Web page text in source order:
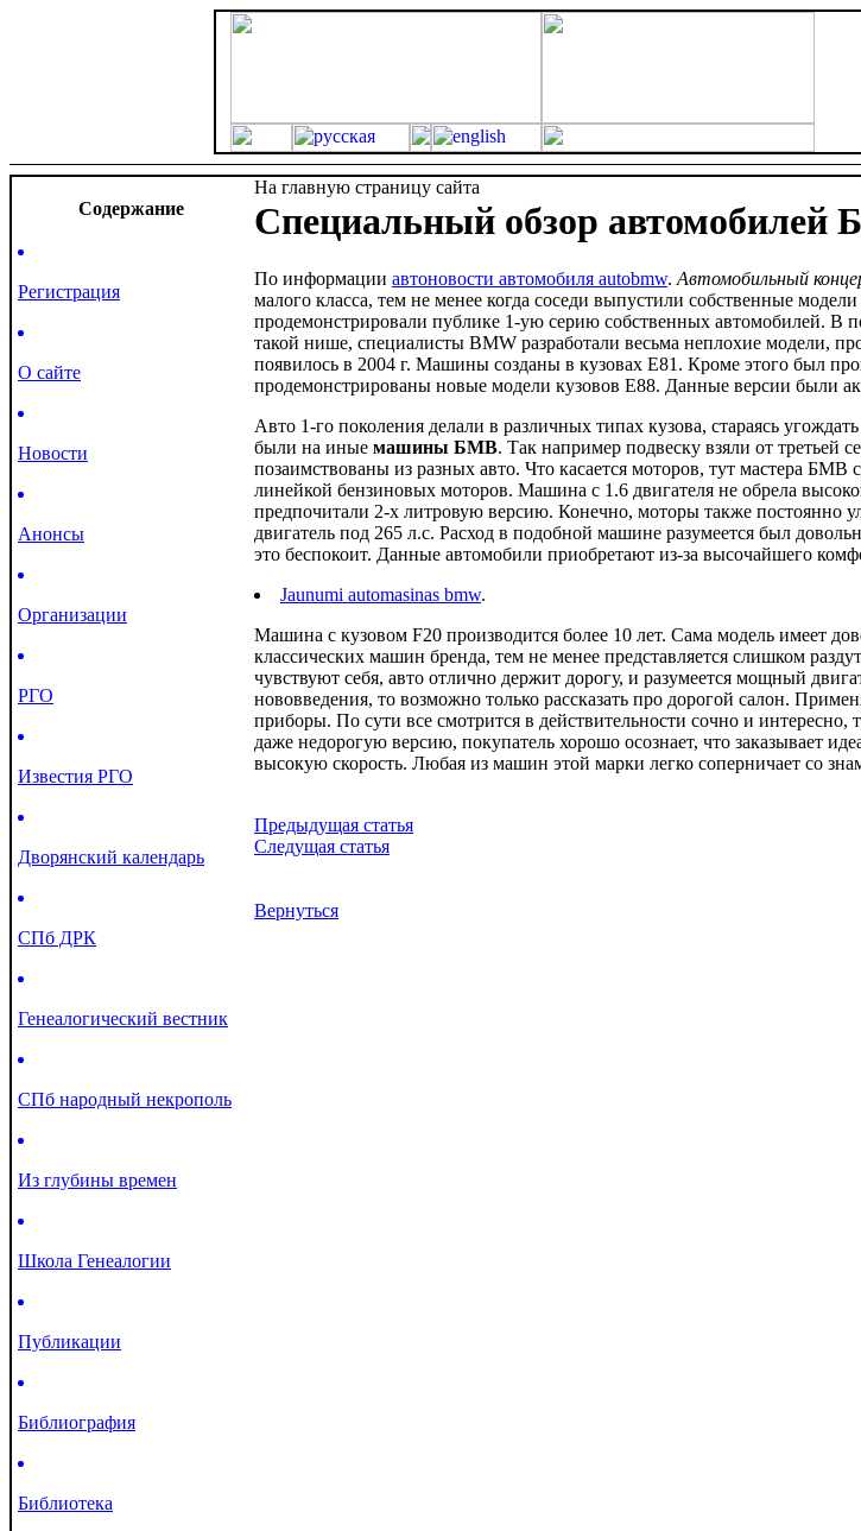
Cодержание
Регистрация
О сайте
Новости
Анонсы
Организации
РГО
Известия РГО
Дворянский календарь
СПб ДРК
Генеалогический вестник
СПб народный некрополь
Из глубины времен
Школа Генеалогии
Публикации
Библиография
Библиотека
На главную страницу сайта
Специальный обзор автомобилей
По информации автоновости автомобиля autobmw.Автомобильный
малого класса, тем не менее когда соседи выпустили собственные
продемонстрировали публике 1-ую серию собственных автомобилей. В
такой нише, специалисты BMW разработали весьма неплохие модели,
появилось в 2004 г. Машины созданы в кузовах E81. Кроме этого был
продемонстрированы новые модели кузовов E88. Данные версии были
Авто 1-го поколения делали в различных типах кузова, стараясь
были на иные машины БМВ. Так например подвеску взяли от третьей
позаимствованы из разных авто. Что касается моторов, тут мастера БМВ
линейкой бензиновых моторов. Машина с 1.6 двигателя не обрела
предпочитали 2-х литровую версию. Конечно, моторы также постоянно
двигатель под 265 л.с. Расход в подобной машине разумеется был
это беспокоит. Данные автомобили приобретают из-за высочайшего
Jaunumi automasinas bmw.
Машина с кузовом F20 производится более 10 лет. Сама модель имеет
классических машин бренда, тем не менее представляется слишком
чувствуют себя, авто отлично держит дорогу, и разумеется мощный
нововведения, то возможно только рассказать про дорогой салон.
приборы. По сути все смотрится в действительности сочно и
даже недорогую версию, покупатель хорошо осознает, что заказывает
высокую скорость. Любая из машин этой марки легко соперничает со
Предыдущая статья
Следущая статья
Вернуться